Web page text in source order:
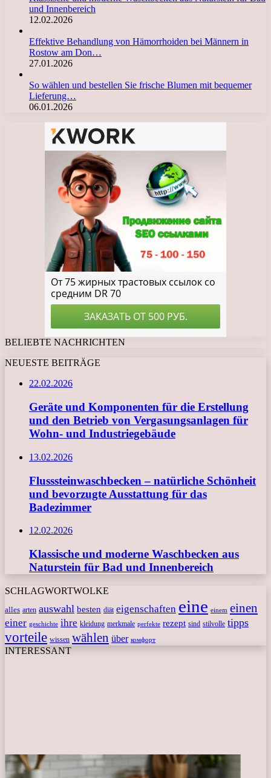
und Innenbereich
12.02.2026
Effektive Behandlung von Hämorrhoiden bei Männern in
Rostow am Don…
27.01.2026
So wählen und bestellen Sie frische Blumen mit bequemer
Lieferung…
06.01.2026
BELIEBTE NACHRICHTEN
NEUESTE BEITRÄGE
22.02.2026
Geräte und Komponenten für die Erstellung
und den Betrieb von Vergasungsanlagen für
Wohn- und Industriegebäude
13.02.2026
Flusssteinwaschbecken – natürliche Schönheit
und bevorzugte Ausstattung für das
Badezimmer
12.02.2026
Klassische und moderne Waschbecken aus
Naturstein für Bad und Innenbereich
SCHLAGWORTWOLKE
alles arten auswahl besten diät eigenschaften eine einem einen
einer geschichte ihre kleidung merkmale perfekte rezept sind stilvolle tipps
vorteile wissen wählen über комфорт
INTERESSANT